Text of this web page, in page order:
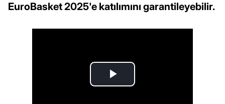
EuroBasket 2025'e katılımını garantileyebilir.